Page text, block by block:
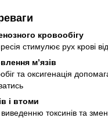
кровообігу
стимулює рух крові
м’язів
та оксигенація
і втоми
токсинів та